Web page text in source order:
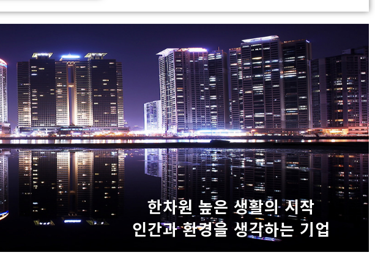
한차원 높은 생활의 시작
인간과 환경을 생각하는 기업